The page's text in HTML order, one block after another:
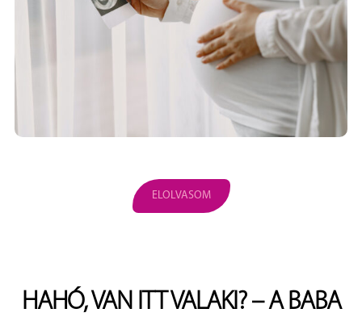
ELOLVASOM
HAHÓ, VAN ITT VALAKI? – A BABA